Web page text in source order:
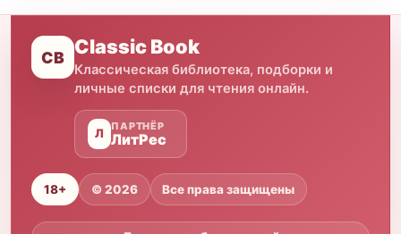
CB Classic Book
Классическая библиотека, подборки и
личные списки для чтения онлайн.
Л
ПАРТНЁР
ЛитРес
18+ © 2026 Все права защищены